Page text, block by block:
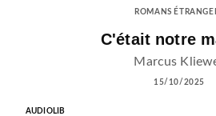
ROMANS
C'était notre
Marcus
15/10/2025
AUDIOLIB